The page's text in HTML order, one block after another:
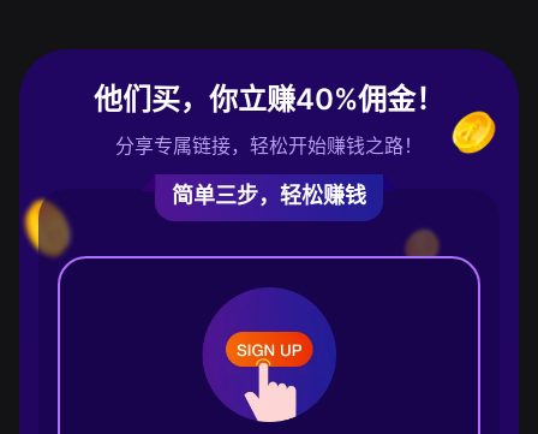
他们买，你立赚40%佣金！
分享专属链接，轻松开始赚钱之路！
简单三步，轻松赚钱